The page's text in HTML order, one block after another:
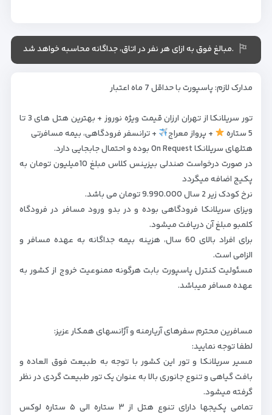
.مبالغ فوق به ازای هر نفر در اتاق، جداگانه محاسبه خواهد شد
مدارک لازم: پاسپورت با حداقل 7 ماه اعتبار
تور سریلانکا از تهران ارزان قیمت ویژه نوروز + بهترین هتل های 3 تا
5 ستاره
+ پرواز معراج
+ ترانسفر فرودگاهی، بیمه مسافرتی
هتلهای سریلانکا On Request بوده و احتمال جابجایی دارد.
در صورت درخواست صندلی بیزینس کلاس مبلغ 10میلیون تومان به
پکیج اضافه میگردد
نرخ کودک زیر 2 سال 9.990.000 تومان می باشد.
ویزای سریلانکا فرودگاهی بوده و در بدو ورود مسافر در فرودگاه
کلمبو مبلغ آن دریافت میشود.
برای افراد بالای 60 سال، هزینه بیمه جداگانه به عهده مسافر و
الزامی است.
مسئولیت کنترل پاسپورت بابت هرگونه ممنوعیت خروج از کشور به
عهده مسافر میباشد.
مسافرین محترم سفرهای آریارمنه و آژانسهای همکار عزیز:
لطفا توجه نمایید:
مسیر سریلانکا و تور این کشور با توجه به طبیعت فوق العاده و
بافت گیاهی و تنوع جانوری بالا به عنوان یک تور طبیعت گردی در نظر
گرفته میشود.
تمامی پکیجها دارای تنوع هتل از ۳ ستاره الی ۵ ستاره لوکس